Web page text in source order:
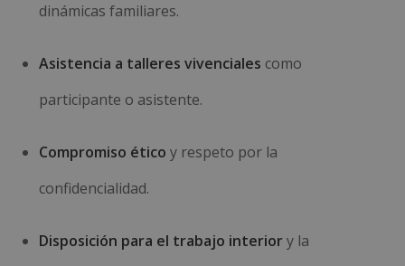
dinámicas familiares.
Asistencia a talleres vivenciales como
participante o asistente.
Compromiso ético y respeto por la
confidencialidad.
Disposición para el trabajo interiory la